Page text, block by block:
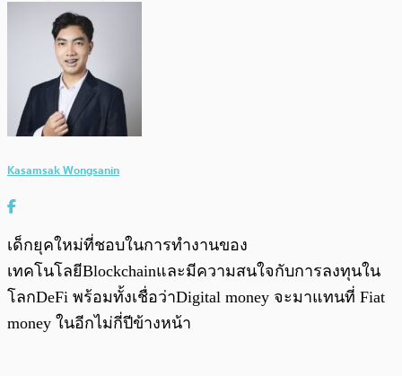
Kasamsak Wongsanin
เด็กยุคใหม่ที่ชอบในการทำงานของ
เทคโนโลยีBlockchainและมีความสนใจกับการลงทุนใน
โลกDeFi พร้อมทั้งเชื่อว่าDigital money จะมาแทนที่ Fiat
money ในอีกไม่กี่ปีข้างหน้า